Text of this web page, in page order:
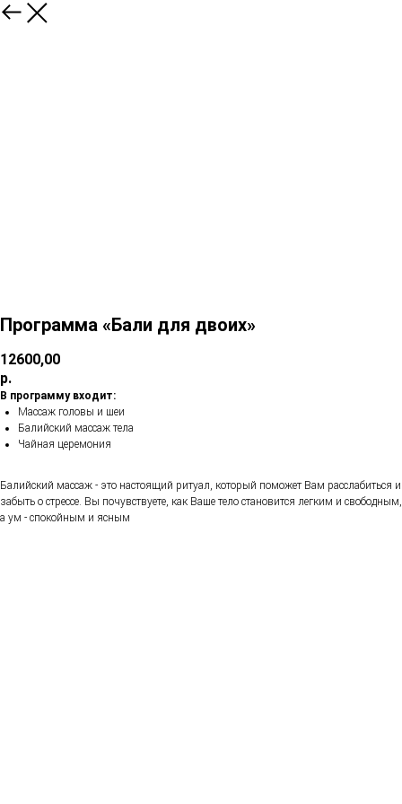
Программа «Бали для двоих»
12600,00
р.
В программу входит:
Массаж головы и шеи
Балийский массаж тела
Чайная церемония
Балийский массаж - это настоящий ритуал, который поможет Вам расслабиться и
забыть о стрессе. Вы почувствуете, как Ваше тело становится легким и свободным,
а ум - спокойным и ясным